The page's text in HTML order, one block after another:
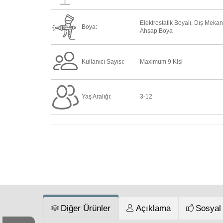
Boya:
Elektrostatik Boyalı, Dış Mekan
Ahşap Boya
Kullanıcı Sayısı: Maximum 9 Kişi
Yaş Aralığı: 3-12
Diğer Ürünler Açıklama